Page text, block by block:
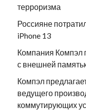
терроризма
Россияне
iPhone 13
Компания Компэл
с внешней
Компэл
ведущего
коммутирующих